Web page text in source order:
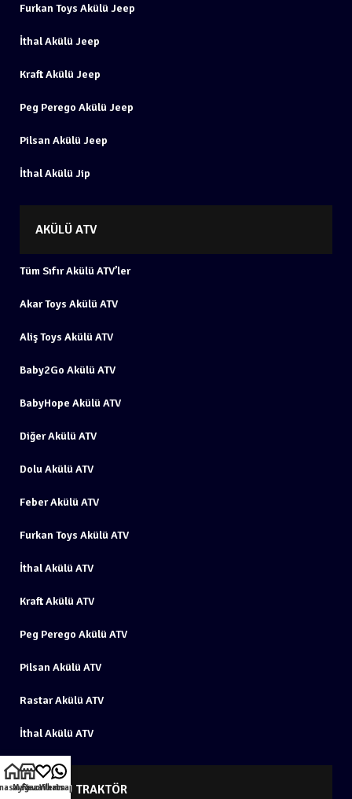
Furkan Toys Akülü Jeep
İthal Akülü Jeep
Kraft Akülü Jeep
Peg Perego Akülü Jeep
Pilsan Akülü Jeep
İthal Akülü Jip
AKÜLÜ ATV
Tüm Sıfır Akülü ATV’ler
Akar Toys Akülü ATV
Aliş Toys Akülü ATV
Baby2Go Akülü ATV
BabyHope Akülü ATV
Diğer Akülü ATV
Dolu Akülü ATV
Feber Akülü ATV
Furkan Toys Akülü ATV
İthal Akülü ATV
Kraft Akülü ATV
Peg Perego Akülü ATV
Pilsan Akülü ATV
Rastar Akülü ATV
İthal Akülü ATV
AKÜLÜ TRAKTÖR
Mağaza
Favorilerim
Whatsapp